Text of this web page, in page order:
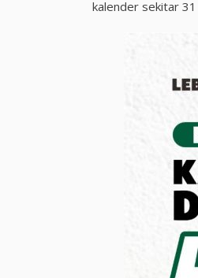
kalender sekitar